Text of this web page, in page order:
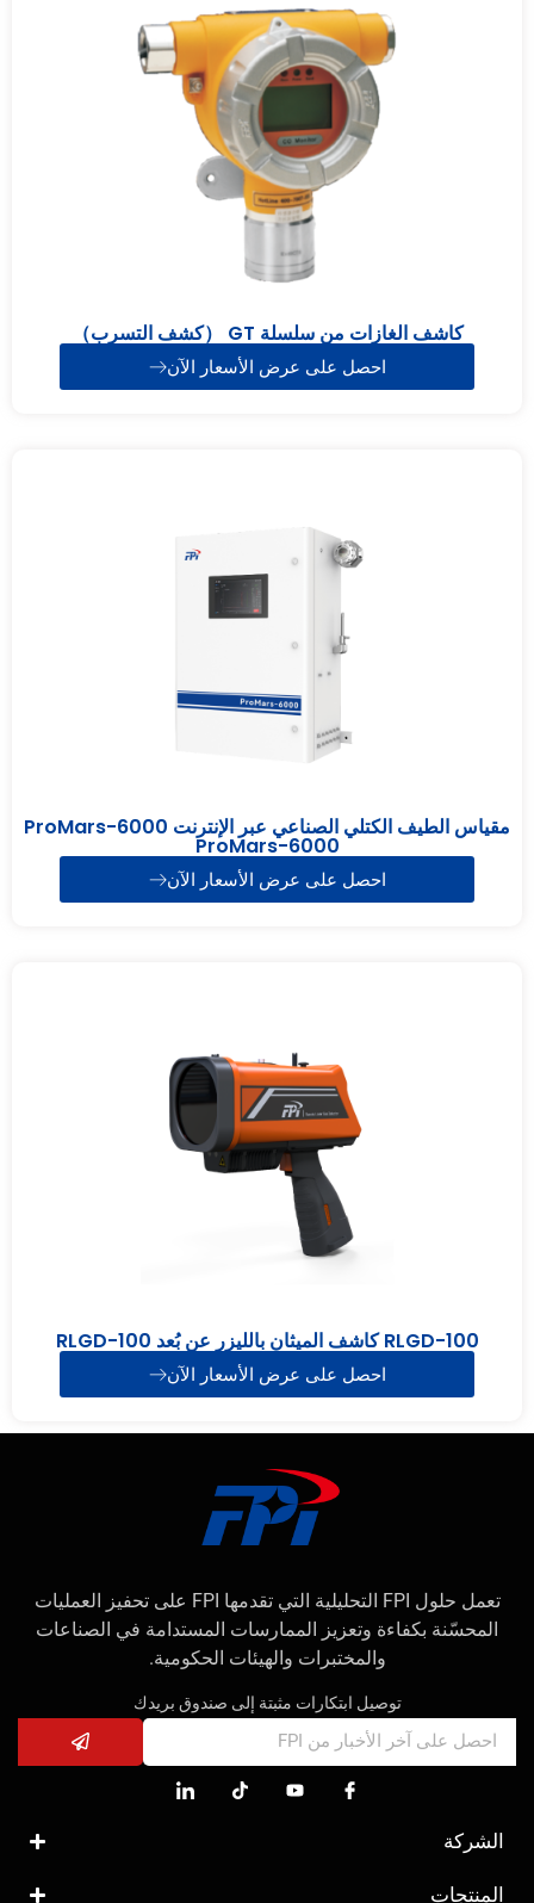
كاشف الغازات من سلسلة GT （كشف التسرب）
احصل على عرض الأسعار الآن
مقياس الطيف الكتلي الصناعي عبر الإنترنت ProMars-6000
ProMars-6000
احصل على عرض الأسعار الآن
RLGD-100 كاشف الميثان بالليزر عن بُعد RLGD-100
احصل على عرض الأسعار الآن
تعمل حلول FPI التحليلية التي تقدمها FPI على تحفيز العمليات
المحسّنة بكفاءة وتعزيز الممارسات المستدامة في الصناعات
والمختبرات والهيئات الحكومية.
توصيل ابتكارات مثبتة إلى صندوق بريدك
الشركة
المنتجات